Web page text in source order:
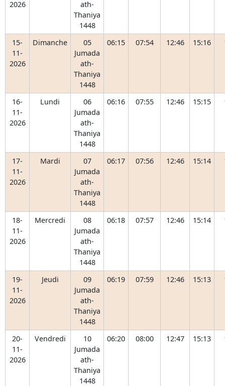
2026
ath-
Thaniya
1448
15-
11-
2026
Dimanche
05
Jumada
ath-
Thaniya
1448
06:15 07:54 12:46 15:16
16-
11-
2026
Lundi
06
Jumada
ath-
Thaniya
1448
06:16 07:55 12:46 15:15
17-
11-
2026
Mardi
07
Jumada
ath-
Thaniya
1448
06:17 07:56 12:46 15:14
18-
11-
2026
Mercredi
08
Jumada
ath-
Thaniya
1448
06:18 07:57 12:46 15:14
19-
11-
2026
Jeudi
09
Jumada
ath-
Thaniya
1448
06:19 07:59 12:46 15:13
20-
11-
2026
Vendredi
10
Jumada
ath-
Thaniya
1448
06:20 08:00 12:47 15:13